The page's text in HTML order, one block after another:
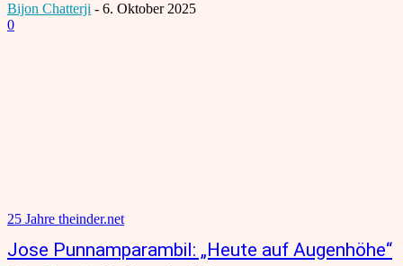
Bijon Chatterji - 6. Oktober 2025
0
25 Jahre theinder.net
Jose Punnamparambil: „Heute auf Augenhöhe“